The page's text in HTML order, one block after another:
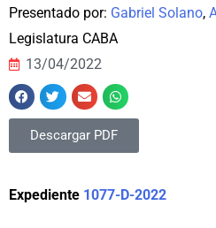
Presentado por: Gabriel Solano,
Legislatura CABA
13/04/2022
Descargar PDF
Expediente 1077-D-2022